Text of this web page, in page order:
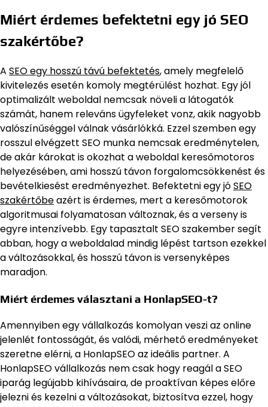
Miért érdemes befektetni egy jó SEO
szakértőbe?
A SEO egy hosszú távú befektetés, amely megfelelő
kivitelezés esetén komoly megtérülést hozhat. Egy jól
optimalizált weboldal nemcsak növeli a látogatók
számát, hanem releváns ügyfeleket vonz, akik nagyobb
valószínűséggel válnak vásárlókká. Ezzel szemben egy
rosszul elvégzett SEO munka nemcsak eredménytelen,
de akár károkat is okozhat a weboldal keresőmotoros
helyezésében, ami hosszú távon forgalomcsökkenést és
bevételkiesést eredményezhet. Befektetni egy jóSEO
szakértőbeazért is érdemes, mert a keresőmotorok
algoritmusai folyamatosan változnak, és a verseny is
egyre intenzívebb. Egy tapasztalt SEO szakember segít
abban, hogy a weboldalad mindig lépést tartson ezekkel
a változásokkal, és hosszú távon is versenyképes
maradjon.
Miért érdemes választani a HonlapSEO-t?
Amennyiben egy vállalkozás komolyan veszi az online
jelenlét fontosságát, és valódi, mérhető eredményeket
szeretne elérni, a HonlapSEO az ideális partner. A
HonlapSEO vállalkozás nem csak hogy reagál a SEO
iparág legújabb kihívásaira, de proaktívan képes előre
jelezni és kezelni a változásokat, biztosítva ezzel, hogy